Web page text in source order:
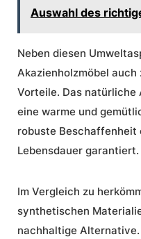
Auswahl des
Neben diesen
Akazienholzmöbel
Vorteile. Das natürliche
eine warme und
robuste Beschaffenheit
Lebensdauer garantiert.
Im Vergleich zu
synthetischen
nachhaltige